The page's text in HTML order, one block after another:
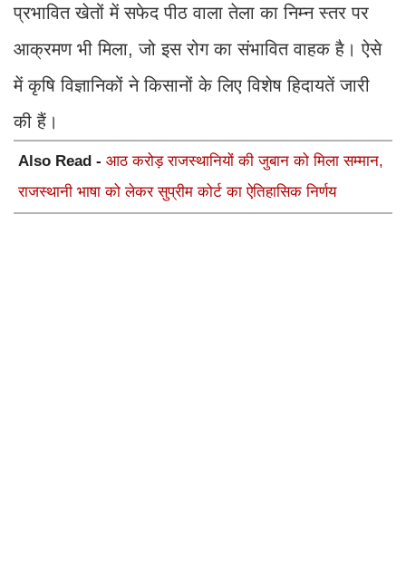
प्रभावित खेतों में सफेद पीठ वाला तेला का निम्न स्तर पर
आक्रमण भी मिला, जो इस रोग का संभावित वाहक है। ऐसे
में कृषि विज्ञानिकों ने किसानों के लिए विशेष हिदायतें जारी
की हैं।
Also Read - आठ करोड़ राजस्थानियों की जुबान को मिला सम्मान,
राजस्थानी भाषा को लेकर सुप्रीम कोर्ट का ऐतिहासिक निर्णय